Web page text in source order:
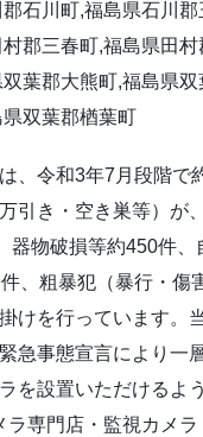
石川町,福島県石川
郡三春町,福島県田
葉郡大熊町,福島県
双葉郡楢葉町
、令和3年7月段階で
引き・空き巣等）が
器物破損等約450件
、粗暴犯（暴行・
けを行っています。
急事態宣言により一
を設置いただけるよ
専門店・監視カメラ